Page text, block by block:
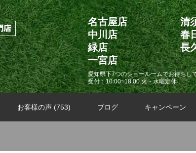
名古屋店
清
中川店
春
緑店
長
一宮店
愛知県下7つのショールームでお待ちし
受付：10:00~18:00 火・水曜定休
お客様の声 (753) ブログ キャンペーン